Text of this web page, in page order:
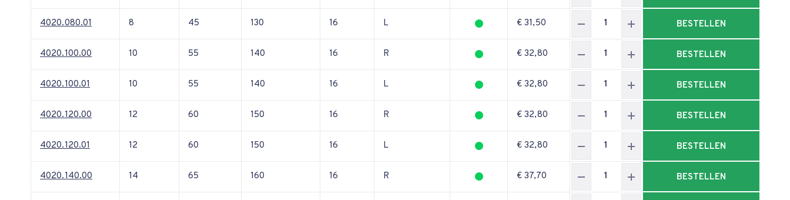
4020.080.01 8 45 130 16 L € 31,50 BESTELLEN
4020.100.00 10 55 140 16 R € 32,80 BESTELLEN
4020.100.01 10 55 140 16 L € 32,80 BESTELLEN
4020.120.00 12 60 150 16 R € 32,80 BESTELLEN
4020.120.01 12 60 150 16 L € 32,80 BESTELLEN
4020.140.00 14 65 160 16 R € 37,70 BESTELLEN